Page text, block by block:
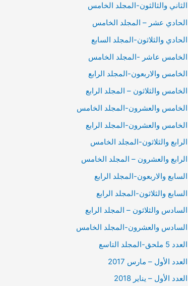
الثاني والثالثون-المجلد الخامس
الحادي عشر – المجلد الخامس
الحادي والثلاثون-المجلد السابع
الخامس عاشر -المجلد الخامس
الخامس والاربعون-المجلد الرابع
الخامس والثلاثون – المجلد الرابع
الخامس والعشرون-المجلد الخامس
الخامس والعشرون-المجلد الرابع
الرابع والثلاثون-المجلد الخامس
الرابع والعشرون – المجلد الخامس
السابع والاربعون-المجلد الرابع
السابع والثلاثون-المجلد الرابع
السادس والثلاثون – المجلد الرابع
السادس والعشرون-المجلد الخامس
العدد 5 ملحق-المجلد التاسع
العدد الأول – مارس 2017
العدد الأول – يناير 2018